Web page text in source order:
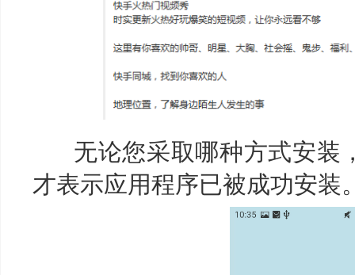
无论您采取哪种方式安装
才表示应用程序已被成功安装